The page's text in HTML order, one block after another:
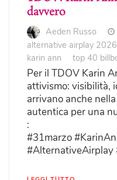
davvero
Aeden Russo
alternative airplay 2026
karin ann
top 40
Per il TDOV Karin
attivismo: visibilità,
arrivano anche
autentica per una
:
#31marzo
#AlternativeAirplay